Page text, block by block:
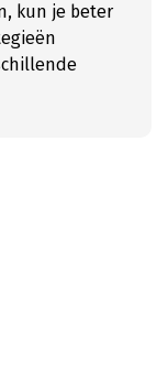
kun je beter